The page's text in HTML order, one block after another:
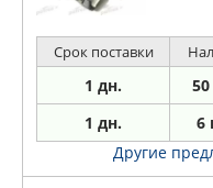
Срок поставки
1 дн.
1 дн. 6
Другие